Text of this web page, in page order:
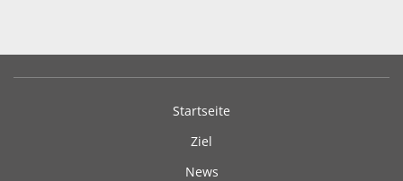
Startseite
Ziel
News